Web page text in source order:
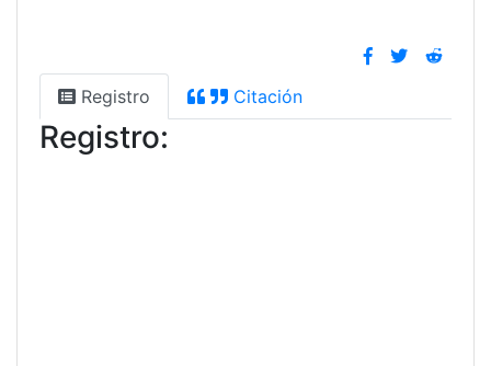
Registro Citación
Registro: